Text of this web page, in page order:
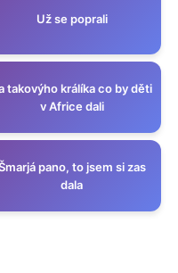
Už se poprali
takovýho králíka co by děti
v Africe dali
pano, to jsem si zas
dala